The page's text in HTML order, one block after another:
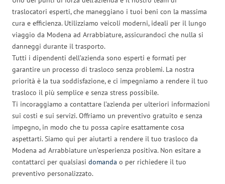
traslocatori esperti, che maneggiano i tuoi beni con la massima
cura e efficienza. Utilizziamo veicoli moderni, ideali per il lungo
viaggio da Modena ad Arrabbiature, assicurandoci che nulla si
danneggi durante il trasporto.
Tutti i dipendenti dell’azienda sono esperti e formati per
garantire un processo di trasloco senza problemi. La nostra
priorità è la tua soddisfazione, e ci impegniamo a rendere il tuo
trasloco il più semplice e senza stress possibile.
Ti incoraggiamo a contattare l’azienda per ulteriori informazioni
sui costi e sui servizi. Offriamo un preventivo gratuito e senza
impegno, in modo che tu possa capire esattamente cosa
aspettarti. Siamo qui per aiutarti a rendere il tuo trasloco da
Modena ad Arrabbiature un’esperienza positiva. Non esitare a
contattarci per qualsiasi domanda o per richiedere il tuo
preventivo personalizzato.